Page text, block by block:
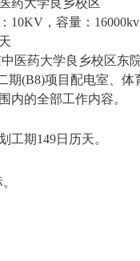
药大学良乡校区
10KV，容量：
医药大学良乡校区东
期(B8)项目配电室、
内的全部工作内容。
工期149日历天。